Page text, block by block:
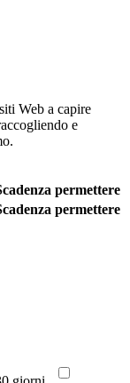
Web a capire
e
permettere
permettere